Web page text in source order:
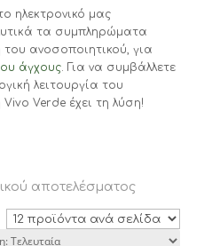
ηλεκτρονικό μας
τα συμπληρώματα
ανοσοποιητικού, για
άγχους. Για να συμβάλλετε
λειτουργία του
Verde έχει τη λύση!
αποτελέσματος